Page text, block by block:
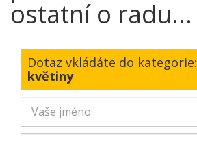
ostatní o radu...
Dotaz vkládáte do kategorie:
květiny